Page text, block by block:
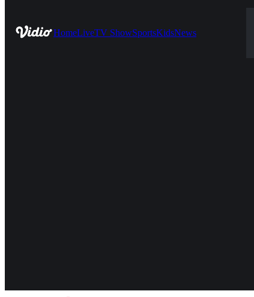
HomeLiveTV ShowSportsKidsNews